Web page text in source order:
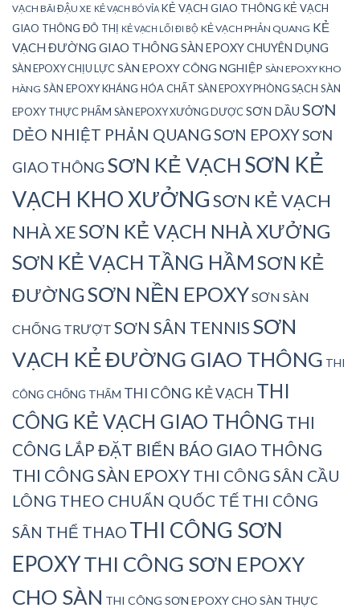
VẠCH BÃI ĐẬU XE KẺ VẠCH BÓ VỈA KẺ VẠCH GIAO THÔNG KẺ VẠCH
GIAO THÔNG ĐÔ THỊ KẺ VẠCH LỐI ĐI BỘ KẺ VẠCH PHẢN QUANG KẺ
VẠCH ĐƯỜNG GIAO THÔNG SÀN EPOXY CHUYÊN DỤNG
SÀN EPOXY CHỊU LỰCSÀN EPOXY CÔNG NGHIỆP SÀN EPOXY KHO
HÀNG SÀN EPOXY KHÁNG HÓA CHẤT SÀN EPOXY PHÒNG SẠCH SÀN
EPOXY THỰC PHẨM SÀN EPOXY XƯỞNG DƯỢCSƠN DẦU SƠN
DẺO NHIỆT PHẢN QUANGSƠN EPOXYSƠN
GIAO THÔNG SƠN KẺ VẠCH SƠN KẺ
VẠCH KHO XƯỞNGSƠN KẺ VẠCH
NHÀ XESƠN KẺ VẠCH NHÀ XƯỞNG
SƠN KẺ VẠCH TẦNG HẦMSƠN KẺ
ĐƯỜNGSƠN NỀN EPOXYSƠN SÀN
CHỐNG TRƯỢT SƠN SÂN TENNIS SƠN
VẠCH KẺ ĐƯỜNG GIAO THÔNG THI
CÔNG CHỐNG THẤM THI CÔNG KẺ VẠCH THI
CÔNG KẺ VẠCH GIAO THÔNG THI
CÔNG LẮP ĐẶT BIỂN BÁO GIAO THÔNG
THI CÔNG SÀN EPOXYTHI CÔNG SÂN CẦU
LÔNG THEO CHUẨN QUỐC TẾ THI CÔNG
SÂN THỂ THAO THI CÔNG SƠN
EPOXYTHI CÔNG SƠN EPOXY
CHO SÀN THI CÔNG SƠN EPOXY CHO SÀN THỰC